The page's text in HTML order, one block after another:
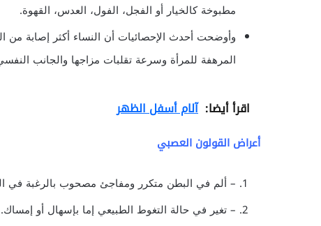
مطبوخة كالخيار أو الفجل، الفول، العدس، القهوة.
وأوضحت أحدث الإحصائيات أن النساء أكثر إصابة من
المرهفة للمرأة وسرعة تقلبات مزاجها والجانب
اقرأ أيضا: آلام أسفل الظهر
أعراض القولون العصبي
– ألم في البطن متكرر ومفاجئ مصحوب بالرغبة في
– تغير في حالة التغوط الطبيعي إما بإسهال أو إمساك.